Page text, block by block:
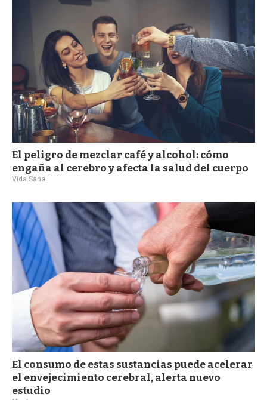
El peligro de mezclar café y alcohol: cómo
engaña al cerebro y afecta la salud del cuerpo
Vida Sana
El consumo de estas sustancias puede acelerar
el envejecimiento cerebral, alerta nuevo
estudio